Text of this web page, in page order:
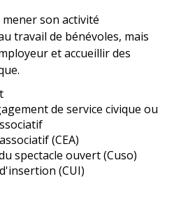
son activité
travail de bénévoles, mais
et accueillir des
de service civique ou
(CEA)
spectacle ouvert (Cuso)
(CUI)